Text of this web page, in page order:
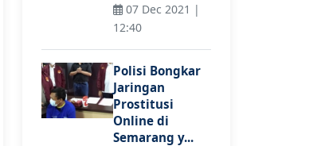
07 Dec 2021 |
12:40
Polisi Bongkar
Jaringan
Prostitusi
Online di
Semarang y...